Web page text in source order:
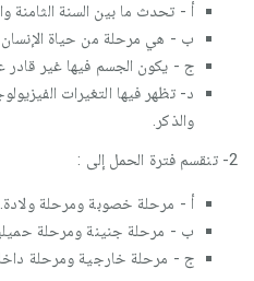
أ - تحدث ما بين السنة الثامنة
ب - هي مرحلة من حياة الإنسان
ج - يكون الجسم فيها غير قادر
د- تظهر فيها التغيرات
والذكر.
2- تنقسم فترة الحمل إلى :
أ - مرحلة خصوبة ومرحلة ولادة.
ب - مرحلة جنينة ومرحلة
ج - مرحلة خارجية ومرحلة